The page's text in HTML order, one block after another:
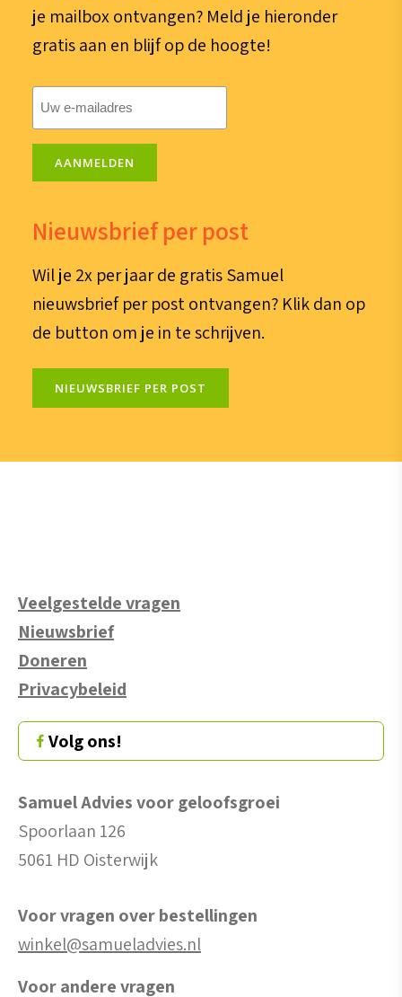
je mailbox ontvangen? Meld je hieronder
gratis aan en blijf op de hoogte!
mailadres
AANMELDEN
Nieuwsbrief per post
Wil je 2x per jaar de gratis Samuel
nieuwsbrief per post ontvangen? Klik dan op
de button om je in te schrijven.
NIEUWSBRIEF PER POST
Veelgestelde vragen
Nieuwsbrief
Doneren
Privacybeleid
Volg ons!
Samuel Advies voor geloofsgroei
Spoorlaan 126
5061 HD Oisterwijk
Voor vragen over bestellingen
winkel@samueladvies.nl
Voor andere vragen